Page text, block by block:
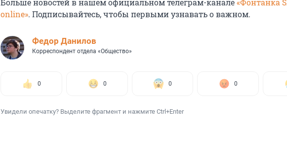
Больше новостей в нашем официальном телеграм-канале«Фонтанка
online». Подписывайтесь, чтобы первыми узнавать о важном.
Федор Данилов
Корреспондент отдела «Общество»
0 0 0 0
Увидели опечатку? Выделите фрагмент и нажмите Ctrl+Enter